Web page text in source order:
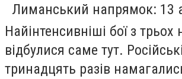
Лиманський напрямок: 13
Найінтенсивніші бої з трьох
відбулися саме тут.
тринадцять разів